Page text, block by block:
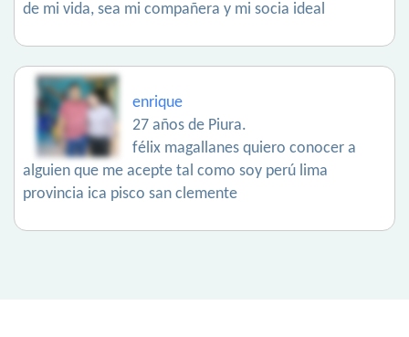
de mi vida, sea mi compañera y mi socia ideal
enrique
27 años de Piura.
félix magallanes quiero conocer a
alguien que me acepte tal como soy perú lima
provincia ica pisco san clemente